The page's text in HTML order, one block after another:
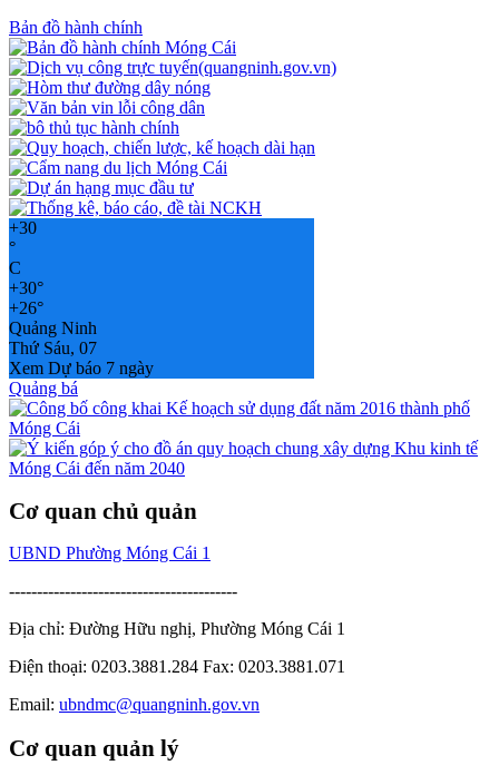
Bản đồ hành chính
+30
°
C
+30°
+26°
Quảng Ninh
Thứ Sáu, 07
Xem Dự báo 7 ngày
Quảng bá
Cơ quan chủ quản
UBND Phường Móng Cái 1
-----------------------------------------
Địa chỉ: Đường Hữu nghị, Phường Móng Cái 1
Điện thoại: 0203.3881.284 Fax: 0203.3881.071
Email: ubndmc@quangninh.gov.vn
Cơ quan quản lý